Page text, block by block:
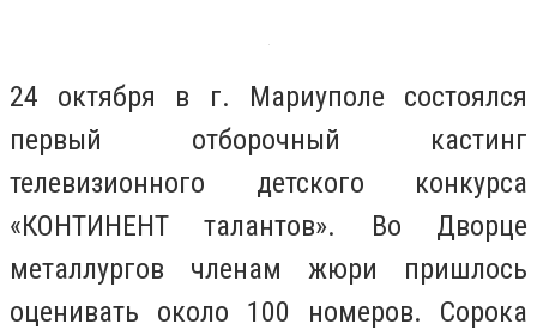
24 октября в г. Мариуполе состоялся
первый отборочный кастинг
телевизионного детского конкурса
«КОНТИНЕНТ талантов». Во Дворце
металлургов членам жюри пришлось
оценивать около 100 номеров. Сорока